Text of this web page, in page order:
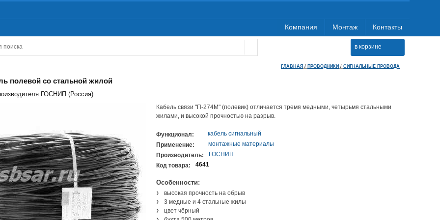
Контакты
Монтаж
Компания
в корзине
ГЛАВНАЯ / ПРОВОДНИКИ / СИГНАЛЬНЫЕ ПРОВОДА
полевой со стальной жилой
ГОСНИП (Россия)
Кабель связи "П-274М" (полевик) отличается тремя медными, четырьмя стальными
жилами, и высокой прочностью на разрыв.
Функционал:
кабель сигнальный
Применение:
монтажные материалы
Производитель:
ГОСНИП
Код товара:
4641
Особенности:
высокая прочность на обрыв
3 медные и 4 стальные жилы
цвет чёрный